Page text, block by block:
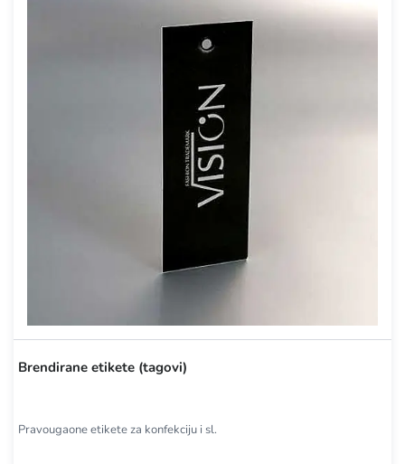
Brendirane etikete (tagovi)
Pravougaone etikete za konfekciju i sl.